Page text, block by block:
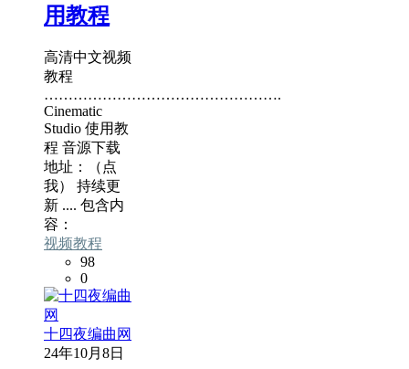
用教程
高清中文视频
教程
………………………………………….
Cinematic
Studio 使用教
程 音源下载
地址：（点
我） 持续更
新 .... 包含内
容：
视频教程
98
0
十四夜编曲网
24年10月8日